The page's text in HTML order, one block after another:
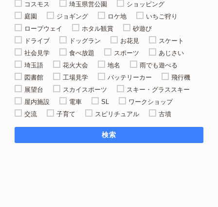
コスモス
埼玉県営公園
ショッピング
庭園
ジョギング ロケ地
いちご狩り
ロープウェイ
ホタル観賞
砂遊び
ドライブ
ドッグラン お花見
スケート
社会見学
食べ放題 スポーツ
あじさい
埼玉語
花火大会 地名
雨でも遊べる
図書館
工場見学 バッテリーカー
飛行機
展望台
スカイスポーツ
スキー・グラススキー
屋内施設
電車 SL
ワークショップ
交流
子育て スピリチュアル 古墳
検索